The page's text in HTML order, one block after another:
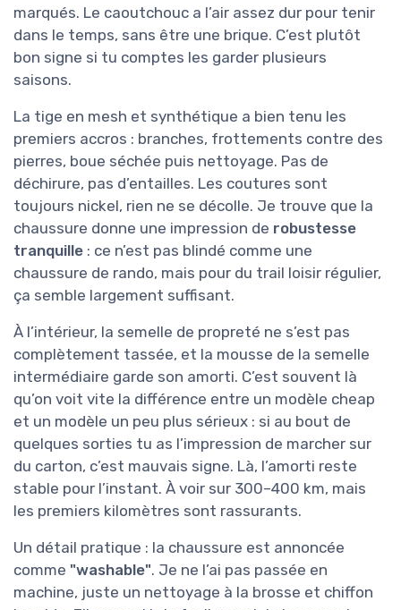
marqués. Le caoutchouc a l’air assez dur pour tenir
dans le temps, sans être une brique. C’est plutôt
bon signe si tu comptes les garder plusieurs
saisons.
La tige en mesh et synthétique a bien tenu les
premiers accros : branches, frottements contre des
pierres, boue séchée puis nettoyage. Pas de
déchirure, pas d’entailles. Les coutures sont
toujours nickel, rien ne se décolle. Je trouve que la
chaussure donne une impression de robustesse
tranquille : ce n’est pas blindé comme une
chaussure de rando, mais pour du trail loisir régulier,
ça semble largement suffisant.
À l’intérieur, la semelle de propreté ne s’est pas
complètement tassée, et la mousse de la semelle
intermédiaire garde son amorti. C’est souvent là
qu’on voit vite la différence entre un modèle cheap
et un modèle un peu plus sérieux : si au bout de
quelques sorties tu as l’impression de marcher sur
du carton, c’est mauvais signe. Là, l’amorti reste
stable pour l’instant. À voir sur 300–400 km, mais
les premiers kilomètres sont rassurants.
Un détail pratique : la chaussure est annoncée
comme "washable". Je ne l’ai pas passée en
machine, juste un nettoyage à la brosse et chiffon